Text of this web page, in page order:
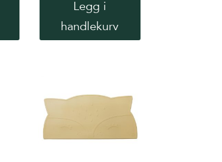
Legg i
handlekurv